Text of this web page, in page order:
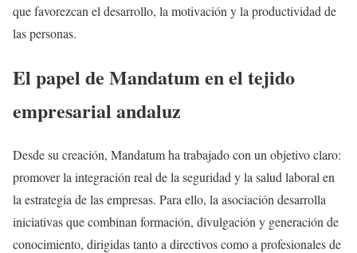
que favorezcan el desarrollo, la motivación y la productividad de
las personas.
El papel de Mandatum en el tejido
empresarial andaluz
Desde su creación, Mandatum ha trabajado con un objetivo claro:
promover la integración real de la seguridad y la salud laboral en
la estrategia de las empresas. Para ello, la asociación desarrolla
iniciativas que combinan formación, divulgación y generación de
conocimiento, dirigidas tanto a directivos como a profesionales de